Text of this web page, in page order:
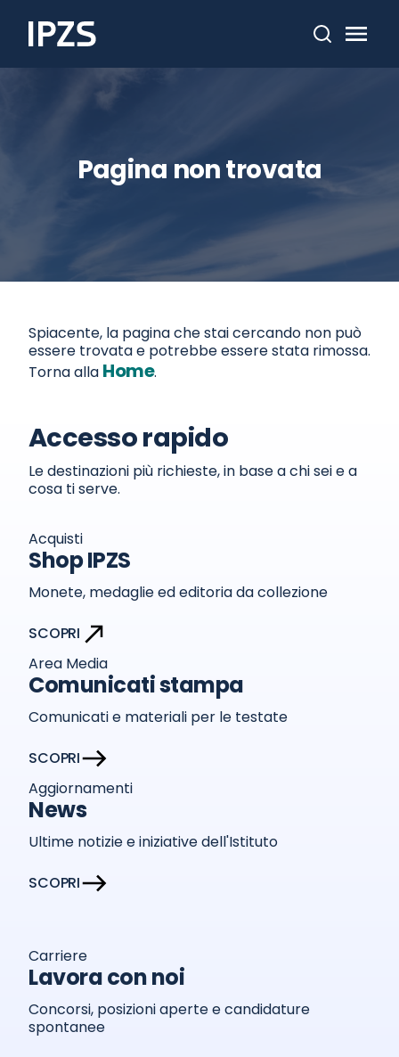
Cerca
Pagina non trovata
Spiacente, la pagina che stai cercando non può
essere trovata e potrebbe essere stata rimossa.
Torna alla Home.
Accesso rapido
Le destinazioni più richieste, in base a chi sei e a
cosa ti serve.
Acquisti
Shop IPZS
Monete, medaglie ed editoria da collezione
SCOPRI
Area Media
Comunicati stampa
Comunicati e materiali per le testate
SCOPRI
Aggiornamenti
News
Ultime notizie e iniziative dell'Istituto
SCOPRI
Carriere
Lavora con noi
Concorsi, posizioni aperte e candidature
spontanee